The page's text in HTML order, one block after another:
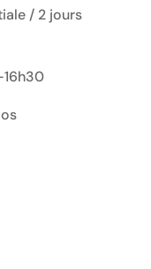
/ 2 jours